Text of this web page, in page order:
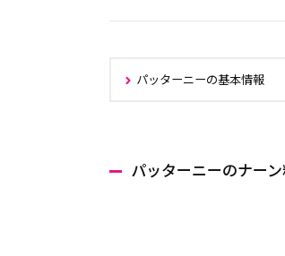
パッターニーの基本情報
パッターニーのナー